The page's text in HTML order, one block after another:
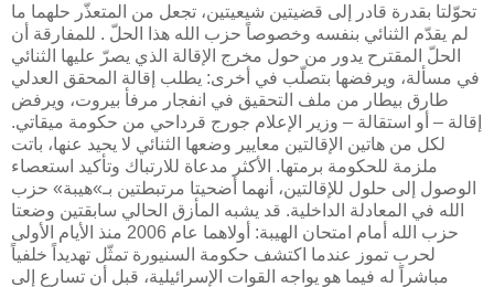
تحوّلتا بقدرة قادر إلى قضيتين شيعيتين، تجعل من المتعذّر حلهما ما
لم يقدّم الثنائي بنفسه وخصوصاً حزب الله هذا الحلّ . للمفارقة أن
الحلّ المقترح يدور من حول مخرج الإقالة الذي يصرّ عليها الثنائي
في مسألة، ويرفضها بتصلّب في أخرى: يطلب إقالة المحقق العدلي
طارق بيطار من ملف التحقيق في انفجار مرفأ بيروت، ويرفض
إقالة – أو استقالة – وزير الإعلام جورج قرداحي من حكومة ميقاتي.
لكل من هاتين الإقالتين معايير وضعها الثنائي لا يحيد عنها، باتت
ملزمة للحكومة برمتها. الأكثر مدعاة للارتباك وتأكيد استعصاء
الوصول إلى حلول للإقالتين، أنهما أضحيتا مرتبطتين بـ»هيبة» حزب
الله في المعادلة الداخلية. قد يشبه المأزق الحالي سابقتين وضعتا
حزب الله أمام امتحان الهيبة: أولاهما عام 2006 منذ الأيام الأولى
لحرب تموز عندما اكتشف حكومة السنيورة تمثّل تهديداً خلفياً
مباشراً له فيما هو يواجه القوات الإسرائيلية، قبل أن تسارع إلى